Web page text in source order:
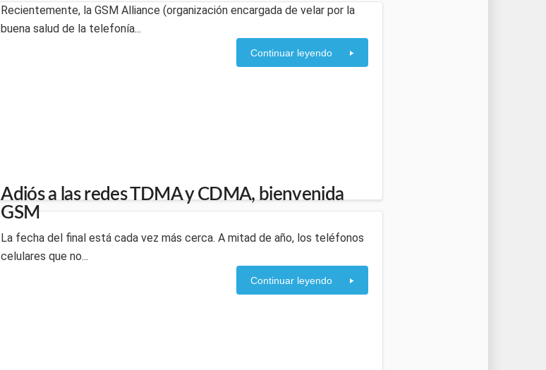
Recientemente, la GSM Alliance (organización encargada de velar por la
buena salud de la telefonía...
Continuar leyendo
Adiós a las redes TDMA y CDMA, bienvenida
GSM
La fecha del final está cada vez más cerca. A mitad de año, los teléfonos
celulares que no...
Continuar leyendo